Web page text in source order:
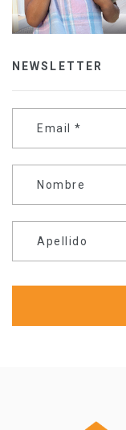
NEWSLETTER
Email *
Nombre
Apellido